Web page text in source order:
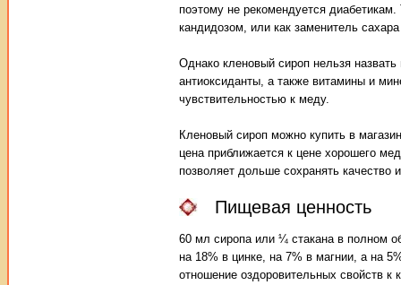
поэтому не рекомендуется
кандидозом, или как заменитель
Однако кленовый сироп нельзя
антиоксиданты, а также витамины и
чувствительностью к меду.
Кленовый сироп можно купить в
цена приближается к цене хорошего
позволяет дольше сохранять
Пищевая ценность
60 мл сиропа или ¼ стакана в полном
на 18% в цинке, на 7% в магнии, а на
отношение оздоровительных свойств